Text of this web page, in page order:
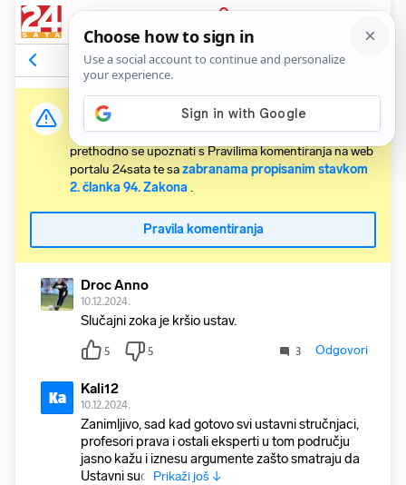
PRIJAVA
Komentari8 Relevantni
Važna obavijest:
Svaki korisnik koji želi komentirati članke obvezan je
prethodno se upoznati s Pravilima komentiranja na web
portalu 24sata te sazabranama propisanim stavkom
2. članka 94. Zakona .
Pravila komentiranja
Droc Anno
10.12.2024.
Slučajni zoka je kršio ustav.
5 5 3 Odgovori
Ka Kali12
10.12.2024.
Zanimljivo, sad kad gotovo svi ustavni stručnjaci,
profesori prava i ostali eksperti u tom području
jasno kažu i iznesu argumente zašto smatraju da
Ustavni suci Prikaži još ↓